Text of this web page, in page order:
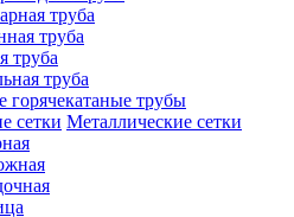
труба
труба
труба
труба
горячекатаные трубы
Металлические сетки